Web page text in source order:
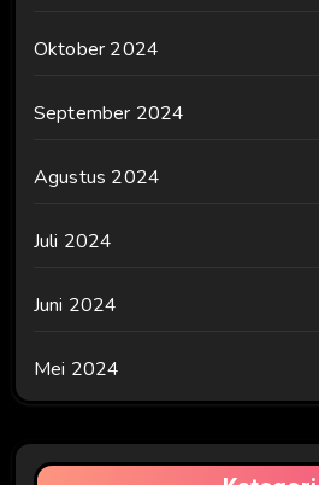
Oktober 2024
September 2024
Agustus 2024
Juli 2024
Juni 2024
Mei 2024